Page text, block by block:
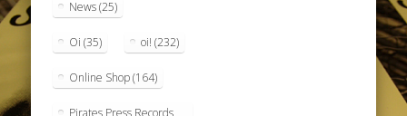
News(25)
Oi (35) oi! (232)
Online Shop(164)